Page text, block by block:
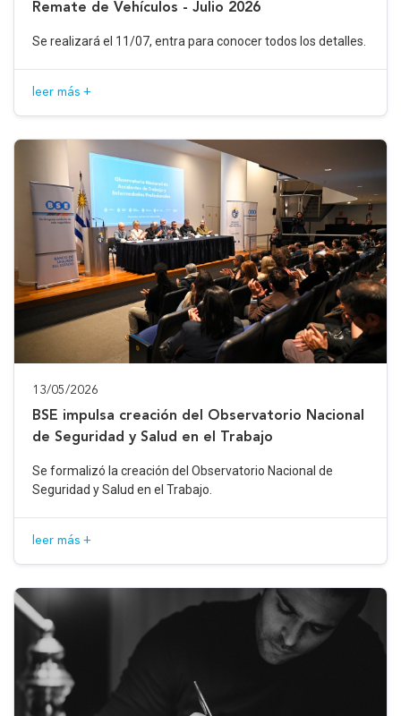
Remate de Vehículos - Julio 2026
Se realizará el 11/07, entra para conocer todos los detalles.
leer más +
13/05/2026
BSE impulsa creación del Observatorio Nacional
de Seguridad y Salud en el Trabajo
Se formalizó la creación del Observatorio Nacional de
Seguridad y Salud en el Trabajo.
leer más +